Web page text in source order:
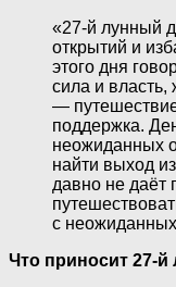
«27-й лунный
открытий и
этого дня
сила и
—
поддержка.
неожиданных
найти выход
давно не даёт
с
Что приносит 27-